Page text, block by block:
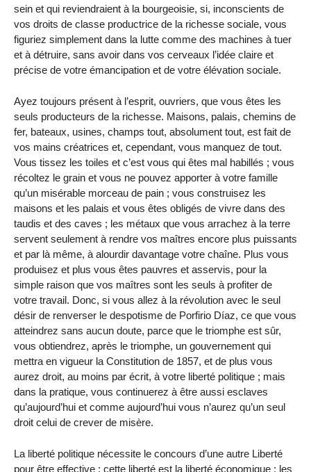
sein et qui reviendraient à la bourgeoisie, si, inconscients de
vos droits de classe productrice de la richesse sociale, vous
figuriez simplement dans la lutte comme des machines à tuer
et à détruire, sans avoir dans vos cerveaux l’idée claire et
précise de votre émancipation et de votre élévation sociale.
Ayez toujours présent à l’esprit, ouvriers, que vous êtes les
seuls producteurs de la richesse. Maisons, palais, chemins de
fer, bateaux, usines, champs tout, absolument tout, est fait de
vos mains créatrices et, cependant, vous manquez de tout.
Vous tissez les toiles et c’est vous qui êtes mal habillés ; vous
récoltez le grain et vous ne pouvez apporter à votre famille
qu’un misérable morceau de pain ; vous construisez les
maisons et les palais et vous êtes obligés de vivre dans des
taudis et des caves ; les métaux que vous arrachez à la terre
servent seulement à rendre vos maîtres encore plus puissants
et par là même, à alourdir davantage votre chaîne. Plus vous
produisez et plus vous êtes pauvres et asservis, pour la
simple raison que vos maîtres sont les seuls à profiter de
votre travail. Donc, si vous allez à la révolution avec le seul
désir de renverser le despotisme de Porfirio Díaz, ce que vous
atteindrez sans aucun doute, parce que le triomphe est sûr,
vous obtiendrez, après le triomphe, un gouvernement qui
mettra en vigueur la Constitution de 1857, et de plus vous
aurez droit, au moins par écrit, à votre liberté politique ; mais
dans la pratique, vous continuerez à être aussi esclaves
qu’aujourd’hui et comme aujourd’hui vous n’aurez qu’un seul
droit celui de crever de misère.
La liberté politique nécessite le concours d’une autre Liberté
pour être effective : cette liberté est la liberté économique ; les